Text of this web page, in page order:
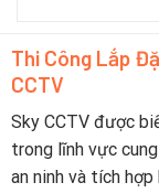
Thi Công Lắp
CCTV
Sky CCTV được
trong lĩnh vực
an ninh và tích